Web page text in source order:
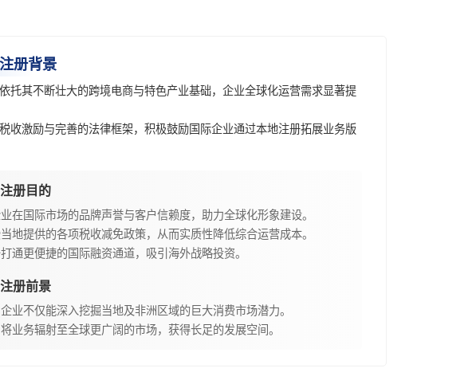
册背景
托其不断壮大的跨境电商与特色产业基础，企业全球化运营需求显著提
收激励与完善的法律框架，积极鼓励国际企业通过本地注册拓展业务版
册目的
在国际市场的品牌声誉与客户信赖度，助力全球化形象建设。
地提供的各项税收减免政策，从而实质性降低综合运营成本。
通更便捷的国际融资通道，吸引海外战略投资。
册前景
业不仅能深入挖掘当地及非洲区域的巨大消费市场潜力。
业务辐射至全球更广阔的市场，获得长足的发展空间。